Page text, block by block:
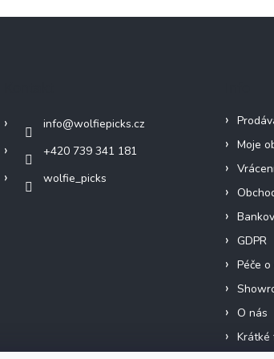
info@wolfiepicks.cz
+420 739 341 181
wolfie_picks
Moje
GDPR
Péče
O nás
Krátké